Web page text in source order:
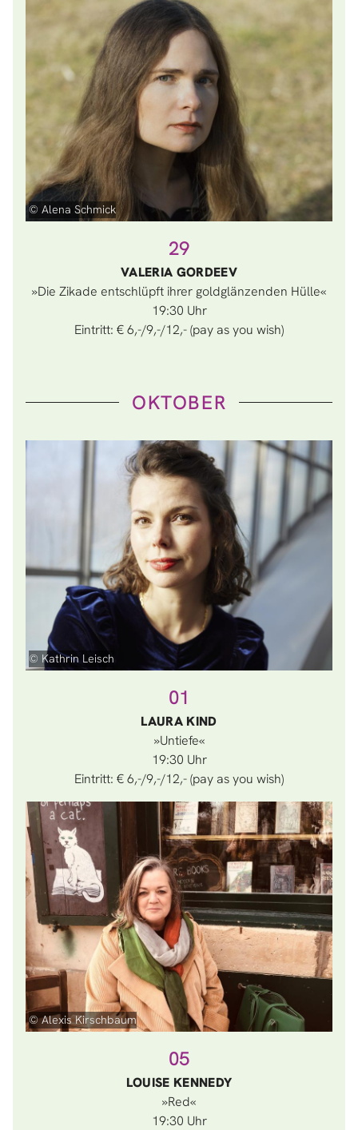
© Alena Schmick
29
VALERIA GORDEEV
»Die Zikade entschlüpft ihrer goldglänzenden Hülle«
19:30
Eintritt: € 6,-/9,-/12,- (pay as you wish)
OKTOBER
© Kathrin Leisch
01
LAURA KIND
»Untiefe«
19:30
Eintritt: € 6,-/9,-/12,- (pay as you wish)
© Alexis Kirschbaum
05
LOUISE KENNEDY
»Red«
19:30